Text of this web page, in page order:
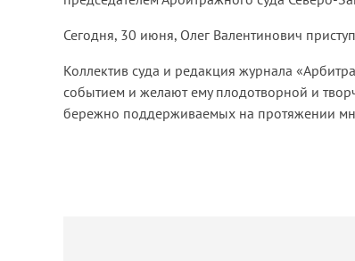
Сегодня, 30 июня, Олег Валентинович
Коллектив суда и редакция журнала
событием и желают ему плодотворной и
бережно поддерживаемых на протяжении